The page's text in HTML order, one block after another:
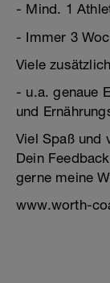
- Mind. 1
- Immer 3
Viele
- u.a. genaue
und
Viel Spaß und
Dein
gerne meine
www.worth-